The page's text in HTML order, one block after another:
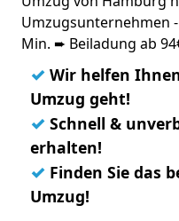
Umzugsunternehmen
Min. ➨ Beiladung ab
✓ Wir helfen
Umzug geht!
✓ Schnell &
erhalten!
✓ Finden Sie das
Umzug!